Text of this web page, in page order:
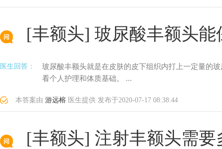
[丰额头] 玻尿酸丰额头能
医生回答：
玻尿酸丰额头就是在皮肤的皮下组织内打上一定量的
看个人护理和体质基础。 ...
本答案由 游远榕 医生提供 发布于2020-07-17 08:38:44
[丰额头] 注射丰额头需要